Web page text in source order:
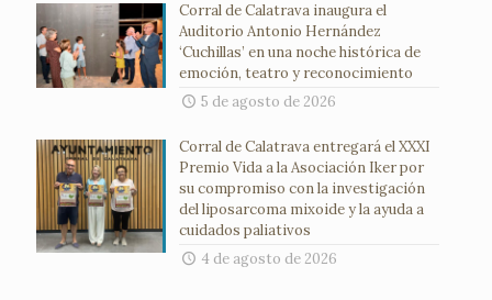
Corral de Calatrava inaugura el
Auditorio Antonio Hernández
‘Cuchillas’ en una noche histórica de
emoción, teatro y reconocimiento
5 de agosto de 2026
Corral de Calatrava entregará el XXXI
Premio Vida a la Asociación Iker por
su compromiso con la investigación
del liposarcoma mixoide y la ayuda a
cuidados paliativos
4 de agosto de 2026